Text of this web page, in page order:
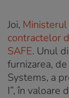
Joi,
contractelor
SAFE. Unul
furnizarea,
Systems, a
I”, în valoare